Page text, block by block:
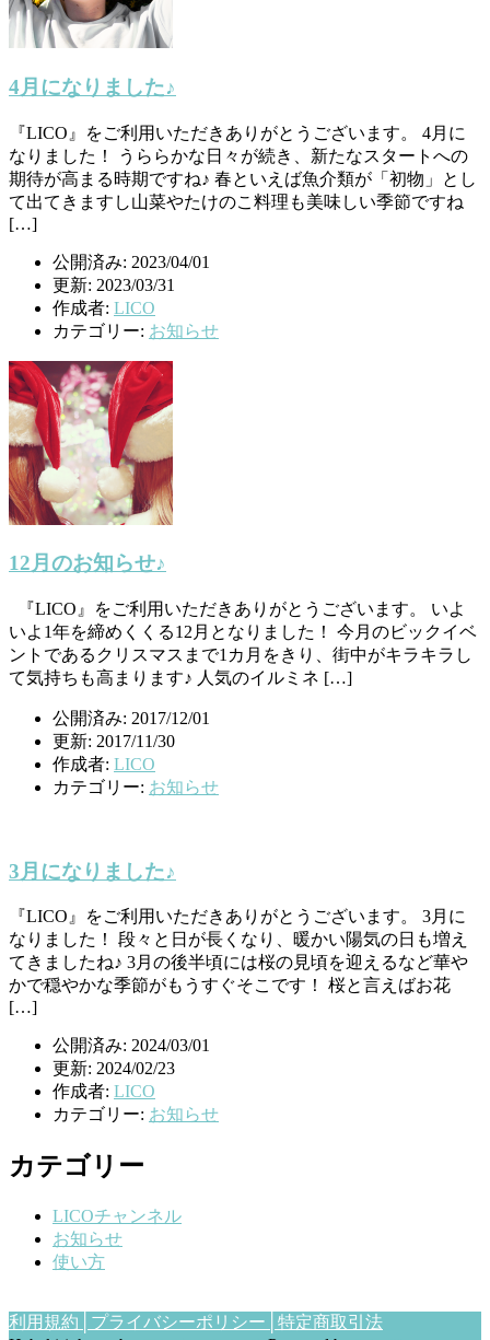
4月になりました♪
『LICO』をご利用いただきありがとうございます。 4月に
なりました！ うららかな日々が続き、新たなスタートへの
期待が高まる時期ですね♪ 春といえば魚介類が「初物」とし
て出てきますし山菜やたけのこ料理も美味しい季節ですね
[…]
公開済み: 2023/04/01
更新: 2023/03/31
作成者: LICO
カテゴリー: お知らせ
12月のお知らせ♪
『LICO』をご利用いただきありがとうございます。 いよ
いよ1年を締めくくる12月となりました！ 今月のビックイベ
ントであるクリスマスまで1カ月をきり、街中がキラキラし
て気持ちも高まります♪ 人気のイルミネ […]
公開済み: 2017/12/01
更新: 2017/11/30
作成者: LICO
カテゴリー: お知らせ
3月になりました♪
『LICO』をご利用いただきありがとうございます。 3月に
なりました！ 段々と日が長くなり、暖かい陽気の日も増え
てきましたね♪ 3月の後半頃には桜の見頃を迎えるなど華や
かで穏やかな季節がもうすぐそこです！ 桜と言えばお花
[…]
公開済み: 2024/03/01
更新: 2024/02/23
作成者: LICO
カテゴリー: お知らせ
カテゴリー
LICOチャンネル
お知らせ
使い方
利用規約│ プライバシーポリシー│ 特定商取引法